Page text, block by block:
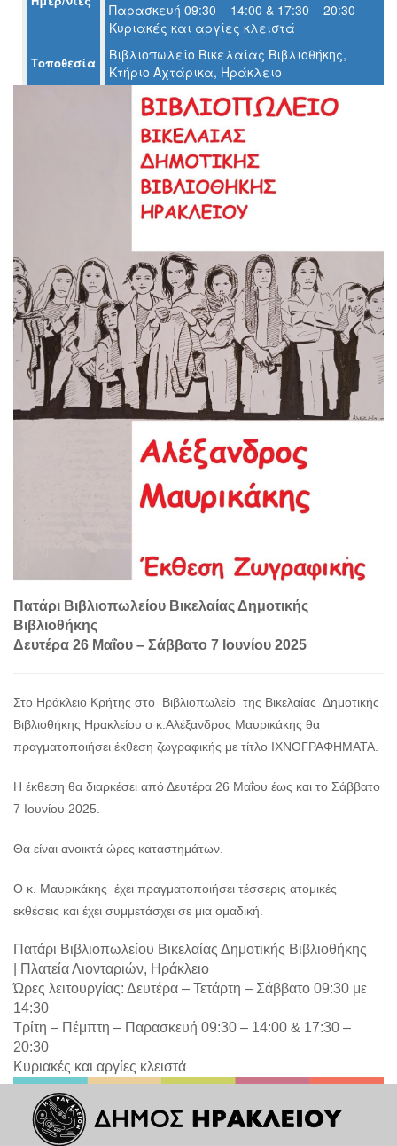
Παρασκευή 09:30 – 14:00 & 17:30 – 20:30
Κυριακές και αργίες κλειστά
Τοποθεσία
Βιβλιοπωλείο Βικελαίας Βιβλιοθήκης,
Κτήριο Αχτάρικα, Ηράκλειο
Πατάρι Βιβλιοπωλείου Βικελαίας Δημοτικής
Βιβλιοθήκης
Δευτέρα 26 Μαΐου – Σάββατο 7 Ιουνίου 2025
Στο Ηράκλειο Κρήτης στο Βιβλιοπωλείο της Βικελαίας Δημοτικής
Βιβλιοθήκης Ηρακλείου ο κ.Αλέξανδρος Μαυρικάκης θα
πραγματοποιήσει έκθεση ζωγραφικής με τίτλο ΙΧΝΟΓΡΑΦΗΜΑΤΑ.
Η έκθεση θα διαρκέσει από Δευτέρα 26 Μαΐου έως και το Σάββατο
7 Ιουνίου 2025.
Θα είναι ανοικτά ώρες καταστημάτων.
Ο κ. Μαυρικάκης έχει πραγματοποιήσει τέσσερις ατομικές
εκθέσεις και έχει συμμετάσχει σε μια ομαδική.
Πατάρι Βιβλιοπωλείου Βικελαίας Δημοτικής Βιβλιοθήκης
Πλατεία Λιονταριών, Ηράκλειο
Ώρες λειτουργίας: Δευτέρα – Τετάρτη – Σάββατο 09:30 με
14:30
Τρίτη – Πέμπτη – Παρασκευή 09:30 – 14:00 & 17:30 –
20:30
Κυριακές και αργίες κλειστά